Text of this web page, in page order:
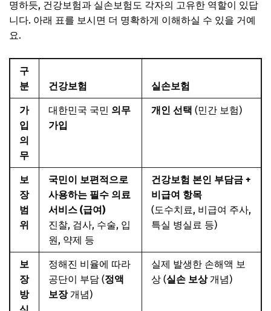
명하듯, 건강보험과 실손보험도 각자의 고유한 역할이 있답
니다. 아래 표를 보시면 더 명확하게 이해하실 수 있을 거예
요.
구
분
건강보험 실손보험
가
입
의
무
대한민국 국민 의무
가입
개인 선택 (민간 보험)
보
장
범
위
국민이 보편적으로
사용하는 필수 의료
서비스 (급여)
진찰, 검사, 수술, 입
원, 약제 등
건강보험 본인 부담금 +
비급여 항목
(도수치료, 비급여 주사,
특실 병실료 등)
보
장
방
정해진 비율에 따라
공단이 부담 (정액
보장개념)
실제 발생한 손해액 보
상 (실손 보상개념)